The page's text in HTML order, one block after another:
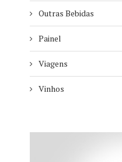
Outras Bebidas
Painel
Viagens
Vinhos